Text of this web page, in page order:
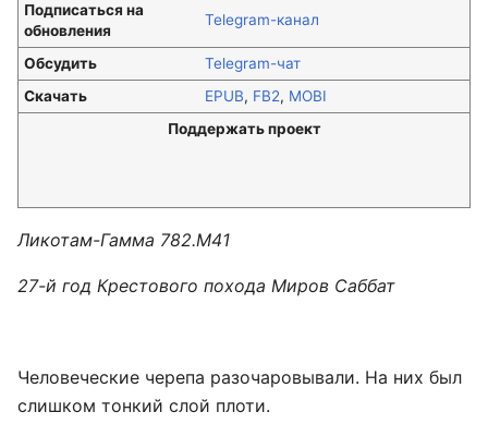
Подписаться на
обновления
Telegram-канал
Обсудить
Telegram-чат
Скачать
EPUB, FB2, MOBI
Поддержать проект
Ликотам-Гамма 782.М41
27-й год Крестового похода Миров Саббат
Человеческие черепа разочаровывали. На них был
слишком тонкий слой плоти.